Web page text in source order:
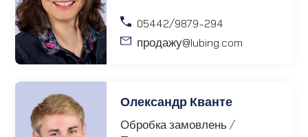
05442/9879-294
продажу@lubing.com
Олександр Кванте
Обробка замовлень /